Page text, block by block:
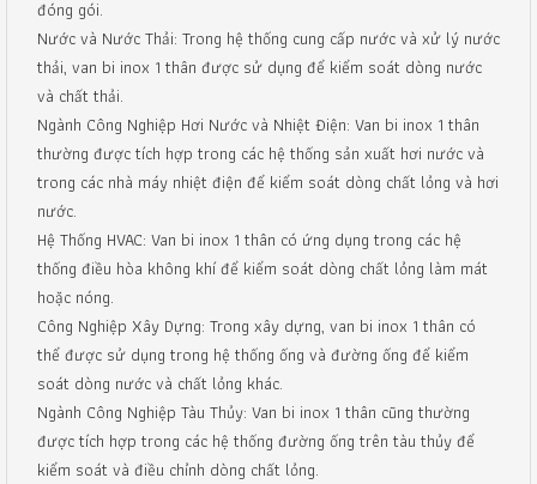
đóng gói.
Nước và Nước Thải: Trong hệ thống cung cấp nước và xử lý nước
thải, van bi inox 1 thân được sử dụng để kiểm soát dòng nước
và chất thải.
Ngành Công Nghiệp Hơi Nước và Nhiệt Điện: Van bi inox 1 thân
thường được tích hợp trong các hệ thống sản xuất hơi nước và
trong các nhà máy nhiệt điện để kiểm soát dòng chất lỏng và hơi
nước.
Hệ Thống HVAC: Van bi inox 1 thân có ứng dụng trong các hệ
thống điều hòa không khí để kiểm soát dòng chất lỏng làm mát
hoặc nóng.
Công Nghiệp Xây Dựng: Trong xây dựng, van bi inox 1 thân có
thể được sử dụng trong hệ thống ống và đường ống để kiểm
soát dòng nước và chất lỏng khác.
Ngành Công Nghiệp Tàu Thủy: Van bi inox 1 thân cũng thường
được tích hợp trong các hệ thống đường ống trên tàu thủy để
kiểm soát và điều chỉnh dòng chất lỏng.